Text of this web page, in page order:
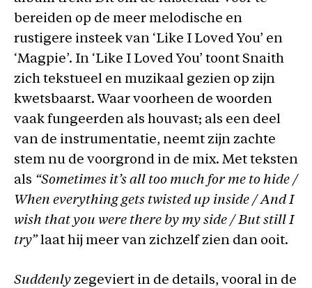
bereiden op de meer melodische en
rustigere insteek van ‘Like I Loved You’ en
‘Magpie’. In ‘Like I Loved You’ toont Snaith
zich tekstueel en muzikaal gezien op zijn
kwetsbaarst. Waar voorheen de woorden
vaak fungeerden als houvast; als een deel
van de instrumentatie, neemt zijn zachte
stem nu de voorgrond in de mix. Met teksten
als “Sometimes it’s all too much for me to hide /
When everything gets twisted up inside / And I
wish that you were there by my side / But still I
try” laat hij meer van zichzelf zien dan ooit.
Suddenly zegeviert in de details, vooral in de